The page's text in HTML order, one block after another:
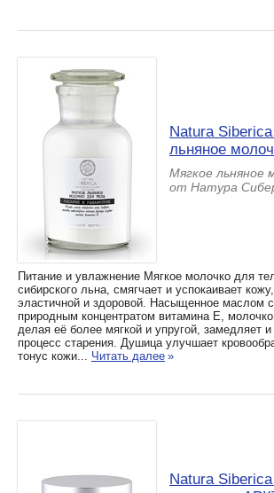
Natura
льняное
Мягкое льняное
от Натура
Питание и увлажнение Мягкое молочко для
сибирского льна, смягчает и успокаивает
эластичной и здоровой. Насыщенное маслом
природным концентратом витамина Е,
делая её более мягкой и упругой, замедляет
процесс старения. Душица улучшает
тонус кожи... Читать далее »
Natura